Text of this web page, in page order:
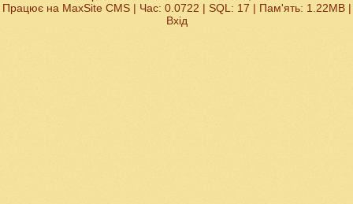
Працює на MaxSite CMS| Час: 0.0722 | SQL: 17 | Пам'ять: 1.22MB|
Вхід